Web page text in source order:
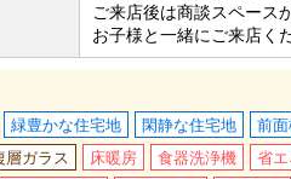
ご来店後は商談スペース
お子様と一緒にご来店く
緑豊かな住宅地 閑静な住宅地 前
層ガラス 床暖房 食器洗浄機 省